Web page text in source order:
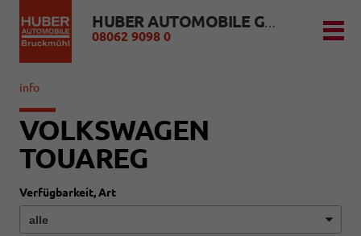
HUBER AUTOMOBILE GMBH
08062 9098 0
info
VOLKSWAGEN
TOUAREG
Verfügbarkeit, Art